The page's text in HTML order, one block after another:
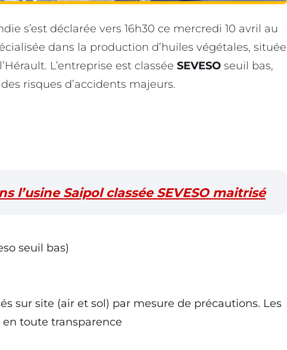
s’est déclarée vers 16h30 ce mercredi 10 avril au
dans la production d’huiles végétales, située
L’entreprise est classée SEVESO seuil bas,
risques d’accidents majeurs.
l’usine Saipol classée SEVESO maitrisé
seuil bas)
sur site (air et sol) par mesure de précautions. Les
toute transparence